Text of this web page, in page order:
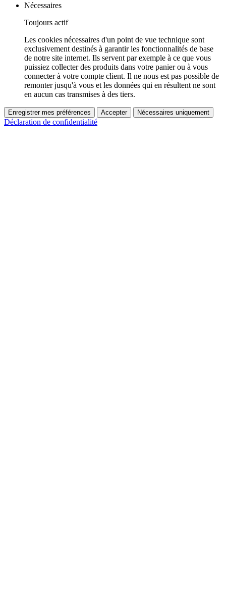
Nécessaires
Toujours actif
Les cookies nécessaires d'un point de vue technique sont
exclusivement destinés à garantir les fonctionnalités de base
de notre site internet. Ils servent par exemple à ce que vous
puissiez collecter des produits dans votre panier ou à vous
connecter à votre compte client. Il ne nous est pas possible de
remonter jusqu'à vous et les données qui en résultent ne sont
en aucun cas transmises à des tiers.
Enregistrer mes préférences Accepter Nécessaires uniquement
Déclaration de confidentialité